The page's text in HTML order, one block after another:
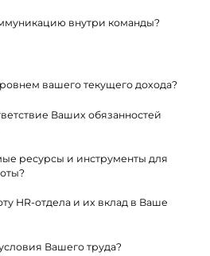
внутри команды?
вашего текущего дохода?
Ваших обязанностей
ресурсы и инструменты для
HR-отдела и их вклад в Ваше
Вашего труда?